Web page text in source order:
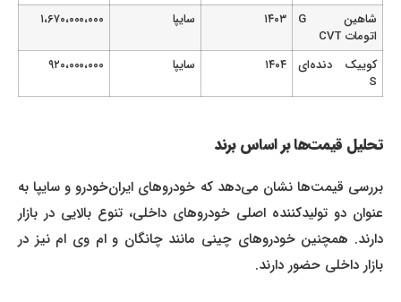
اتومات CVT
۱۴۰۳ سایپا ۱،۶۷۰،۰۰۰،۰۰۰
کوییک دنده‌ای
۱۴۰۴ سایپا ۹۲۰،۰۰۰،۰۰۰
تحلیل قیمت‌ها بر اساس برند
بررسی قیمت‌ها نشان می‌دهد که خودروهای ایران‌خودرو و سایپا به
عنوان دو تولیدکننده اصلی خودروهای داخلی، تنوع بالایی در بازار
دارند. همچنین خودروهای چینی مانند چانگان و ام وی ام نیز در
بازار داخلی حضور دارند.